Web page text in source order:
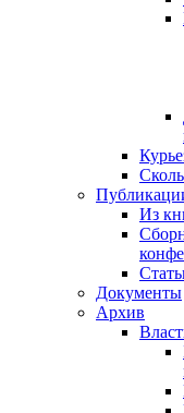
Из
Документы
Архив